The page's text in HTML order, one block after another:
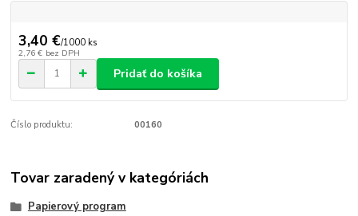
3,40 €/1000 ks
2,76 € bez DPH
Pridať do košíka
Číslo produktu: 00160
Tovar zaradený v kategóriách
Papierový program